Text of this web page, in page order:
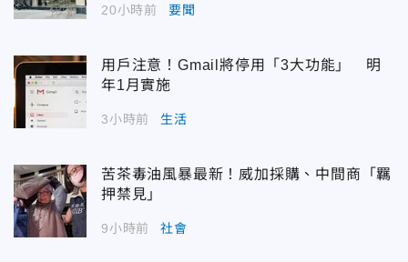
20小時前 要聞
用戶注意！Gmail將停用「3大功能」 明
年1月實施
3小時前 生活
苦茶毒油風暴最新！威加採購、中間商「羈
押禁見」
9小時前 社會